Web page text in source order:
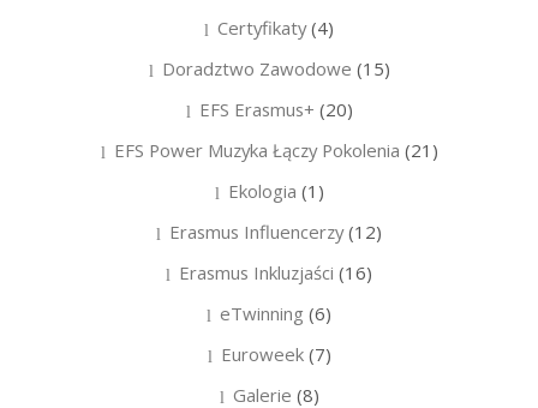
Certyfikaty(4)
Doradztwo Zawodowe (15)
EFS Erasmus+ (20)
EFS Power Muzyka Łączy Pokolenia (21)
Ekologia (1)
Erasmus Influencerzy(12)
Erasmus Inkluzjaści (16)
eTwinning (6)
Euroweek(7)
Galerie (8)